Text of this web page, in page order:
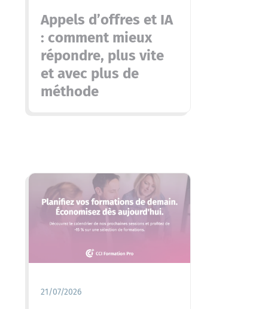
Appels d’offres et IA
: comment mieux
répondre, plus vite
et avec plus de
méthode
21/07/2026